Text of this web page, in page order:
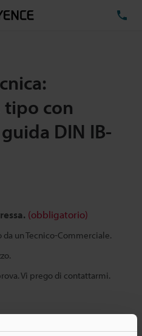
con
DIN IB-
(obbligatorio)
un Tecnico-Commerciale.
Vi prego di contattarmi.
e-mail